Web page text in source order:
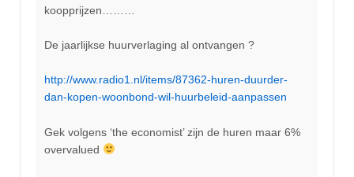
koopprijzen………
De jaarlijkse huurverlaging al ontvangen ?
http://www.radio1.nl/items/87362-huren-duurder-
dan-kopen-woonbond-wil-huurbeleid-aanpassen
Gek volgens ‘the economist’ zijn de huren maar 6%
overvalued